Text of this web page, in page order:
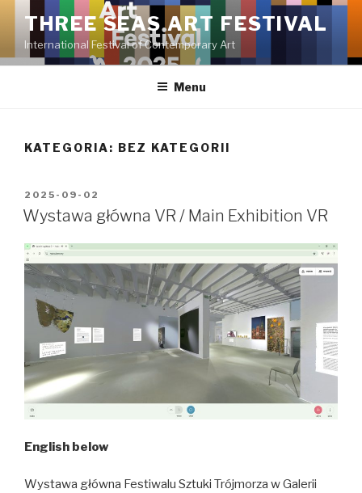
treści
THREE SEAS ART FESTIVAL
International Festival of Contemporary Art
Menu
KATEGORIA: BEZ KATEGORII
OPUBLIKOWANE
W
2025-09-02
Wystawa główna VR / Main Exhibition VR
English below
Wystawa główna Festiwalu Sztuki Trójmorza w Galerii